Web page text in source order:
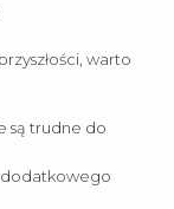
warto
są trudne do
dodatkowego